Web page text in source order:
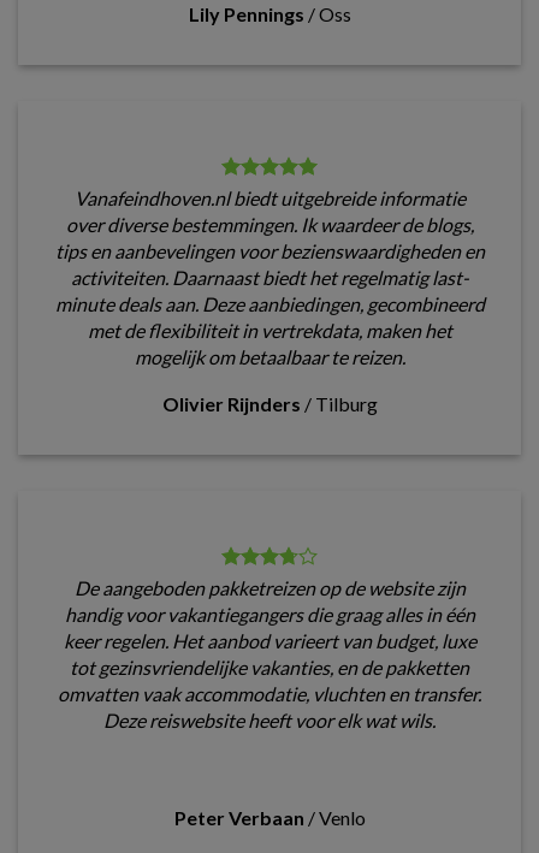
Lily Pennings /Oss
Vanafeindhoven.nl biedt uitgebreide informatie
over diverse bestemmingen. Ik waardeer de blogs,
tips en aanbevelingen voor bezienswaardigheden en
activiteiten. Daarnaast biedt het regelmatig last-
minute deals aan. Deze aanbiedingen, gecombineerd
met de flexibiliteit in vertrekdata, maken het
mogelijk om betaalbaar te reizen.
Olivier Rijnders / Tilburg
De aangeboden pakketreizen op de website zijn
handig voor vakantiegangers die graag alles in één
keer regelen. Het aanbod varieert van budget, luxe
tot gezinsvriendelijke vakanties, en de pakketten
omvatten vaak accommodatie, vluchten en transfer.
Deze reiswebsite heeft voor elk wat wils.
Peter Verbaan /Venlo